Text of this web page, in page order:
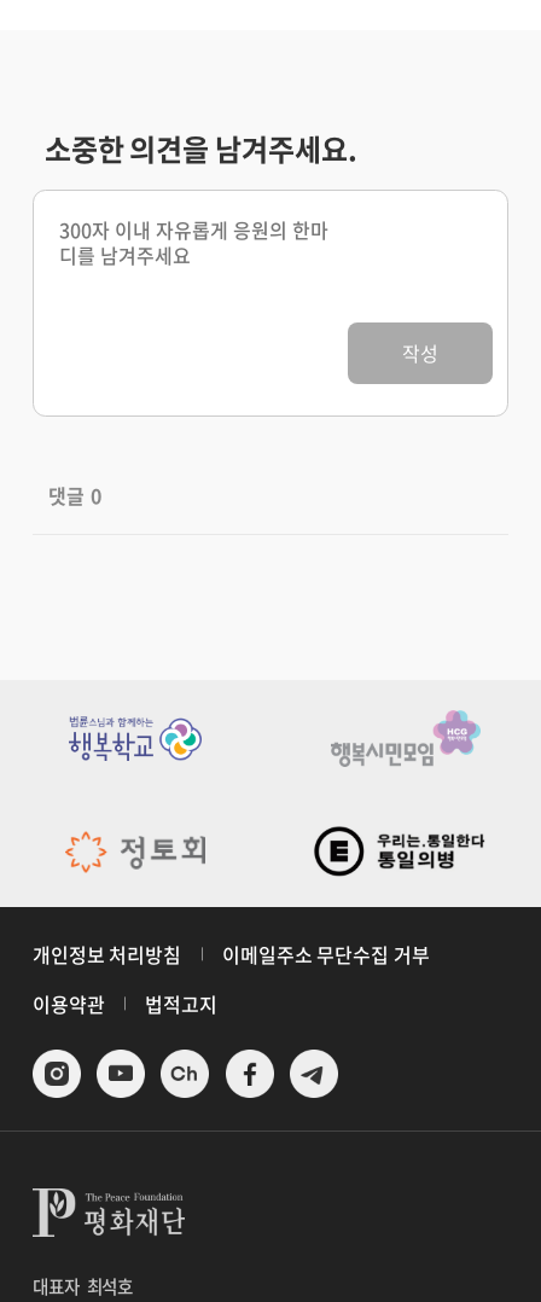
소중한 의견을 남겨주세요.
작성
댓글 0
개인정보 처리방침
이메일주소 무단수집 거부
이용약관
법적고지
대표자 최석호